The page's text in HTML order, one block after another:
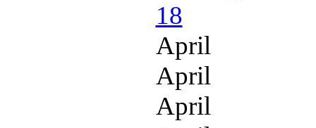
18
April
April
April